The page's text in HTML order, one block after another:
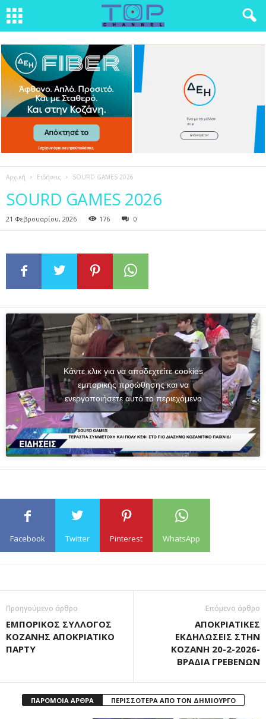
Αρχική Ειδήσεις SOURD GAMES 2026
SOURD GAMES 2026
21 Φεβρουαρίου, 2026 176 0
Κάντε κλικ για να αποδεχτείτε cookies
εμπορικής προώθησης και να
ενεργοποιήσετε αυτό το περιεχόμενο
Facebook Twitter Pinterest WhatsApp
Προηγούμενο άρθρο
ΕΜΠΟΡΙΚΟΣ ΣΥΛΛΟΓΟΣ
ΚΟΖΑΝΗΣ ΑΠΟΚΡΙΑΤΙΚΟ
ΠΑΡΤΥ
Επόμενο άρθρο
ΑΠΟΚΡΙΑΤΙΚΕΣ
ΕΚΔΗΛΩΣΕΙΣ ΣΤΗΝ
ΚΟΖΑΝΗ 20-2-2026-
ΒΡΑΔΙΑ ΓΡΕΒΕΝΩΝ
ΠΑΡΟΜΟΙΑ ΑΡΘΡΑ ΠΕΡΙΣΣΟΤΕΡΑ ΑΠΟ ΤΟΝ ΔΗΜΙΟΥΡΓΟ